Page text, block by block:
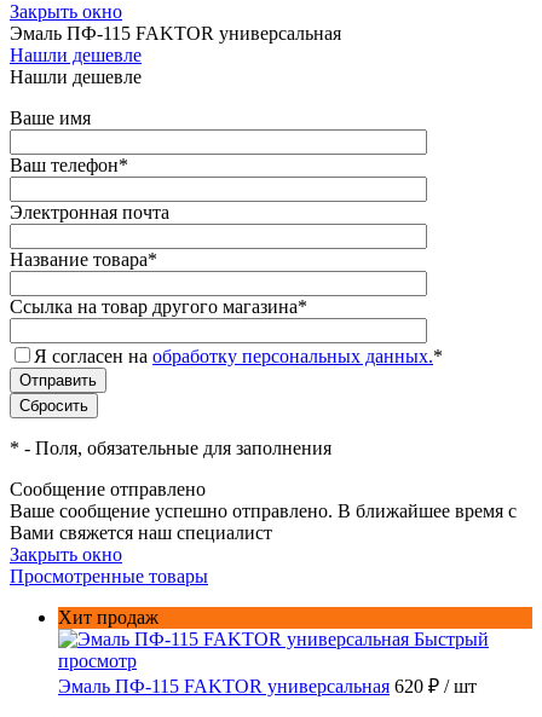
Закрыть окно
Эмаль ПФ-115 FAKTOR универсальная
Нашли дешевле
Нашли дешевле
Ваше имя
Ваш телефон*
Электронная почта
Название товара*
Ссылка на товар другого магазина*
Я согласен на обработку персональных данных.*
* - Поля, обязательные для заполнения
Сообщение отправлено
Ваше сообщение успешно отправлено. В ближайшее время с
Вами свяжется наш специалист
Закрыть окно
Просмотренные товары
Хит продаж
Быстрый
просмотр
Эмаль ПФ-115 FAKTOR универсальная 620 ₽ / шт